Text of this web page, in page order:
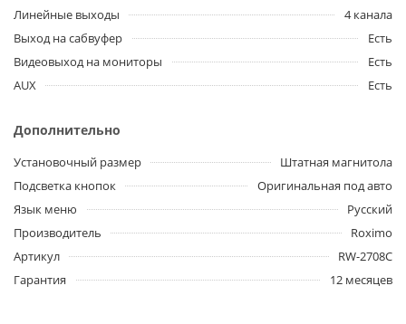
Линейные выходы
4 канала
Выход на сабвуфер
Есть
Видеовыход на мониторы
Есть
AUX
Есть
Дополнительно
Установочный размер
Штатная магнитола
Подсветка кнопок
Оригинальная под авто
Язык меню
Русский
Производитель
Roximo
Артикул
RW-2708C
Гарантия
12 месяцев